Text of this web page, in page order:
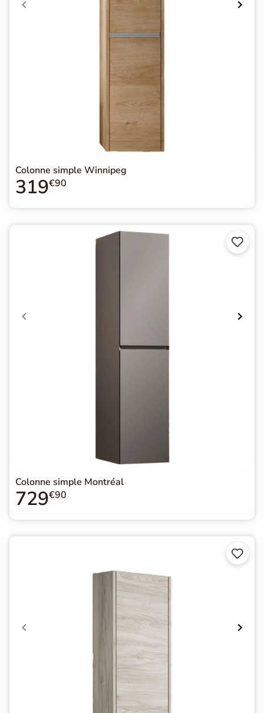
Colonne simple Winnipeg
319€90


Colonne simple Montréal
729€90

